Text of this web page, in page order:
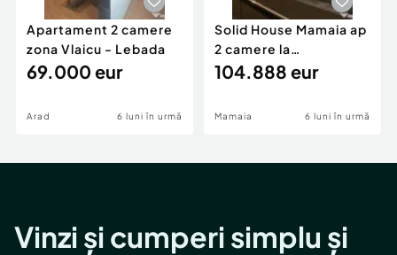
Apartament 2 camere
zona Vlaicu - Lebada
69.000 eur
Arad 6 luni în urmă
Solid House Mamaia ap
2 camere la
cheie,langa Mega
104.888 eur
Mamaia 6 luni în urmă
Vinzi și cumperi simplu și